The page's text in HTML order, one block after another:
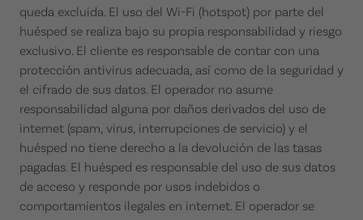
queda excluida. El uso del Wi-Fi (hotspot) por parte del
huésped se realiza bajo su propia responsabilidad y riesgo
exclusivo. El cliente es responsable de contar con una
protección antivirus adecuada, así como de la seguridad y
el cifrado de sus datos. El operador no asume
responsabilidad alguna por daños derivados del uso de
internet (spam, virus, interrupciones de servicio) y el
huésped no tiene derecho a la devolución de las tasas
pagadas. El huésped es responsable del uso de sus datos
de acceso y responde por usos indebidos o
comportamientos ilegales en internet. El operador se